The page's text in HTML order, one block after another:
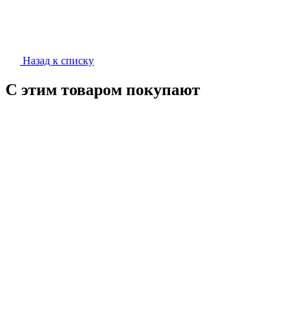
Назад к списку
С этим товаром покупают